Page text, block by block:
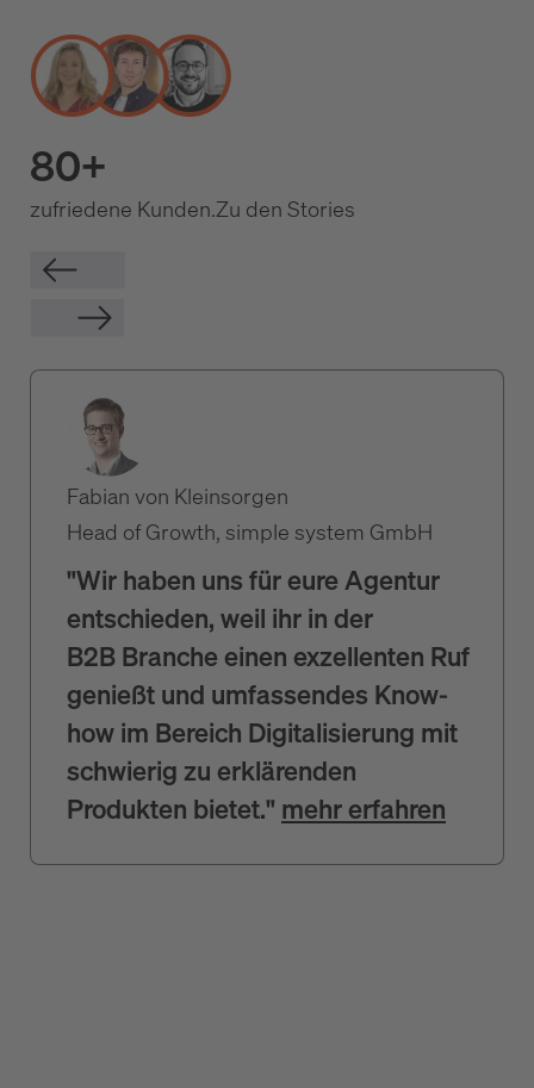
80+
zufriedene Kunden.Zu den Stories
Fabian von Kleinsorgen
Head of Growth, simple system GmbH
"Wir haben uns für eure Agentur
entschieden, weil ihr in der
B2B Branche einen exzellenten Ruf
genießt und umfassendes Know-
how im Bereich Digitalisierung mit
schwierig zu erklärenden
Produkten bietet." mehr erfahren